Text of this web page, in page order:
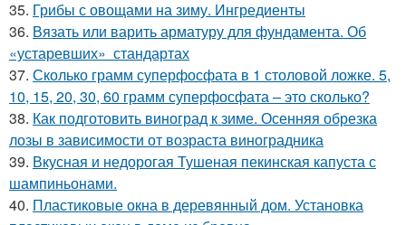
35. Грибы с овощами на зиму. Ингредиенты
36. Вязать или варить арматуру для фундамента. Об
«устаревших» стандартах
37. Сколько грамм суперфосфата в 1 столовой ложке. 5,
10, 15, 20, 30, 60 грамм суперфосфата – это сколько?
38. Как подготовить виноград к зиме. Осенняя обрезка
лозы в зависимости от возраста виноградника
39. Вкусная и недорогая Тушеная пекинская капуста с
шампиньонами.
40. Пластиковые окна в деревянный дом. Установка